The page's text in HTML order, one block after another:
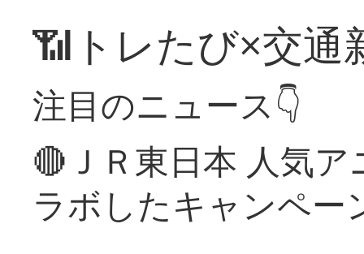
📶トレたび×交通
注目のニュース👇
🔴ＪＲ東日本 人気
ラボしたキャンペー